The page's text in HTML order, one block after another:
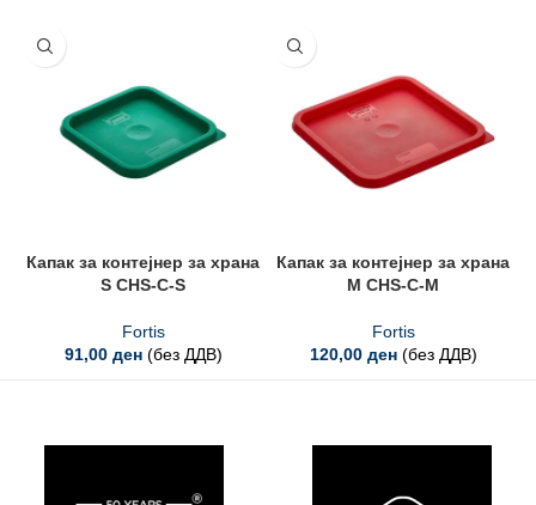
Капак за контејнер за храна
S CHS-C-S
Fortis
91,00 ден (без ДДВ)
Капак за контејнер за храна
М CHS-C-M
Fortis
120,00 ден (без ДДВ)